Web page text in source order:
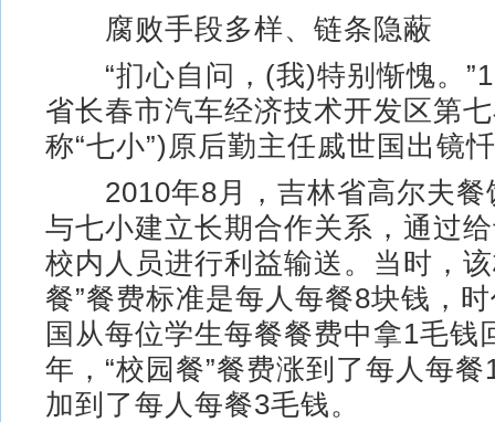
腐败手段多样、链条隐蔽
“扪心自问，(我)特别惭愧。”1
省长春市汽车经济技术开发区第
称“七小”)原后勤主任戚世国出镜
2010年8月，吉林省高尔夫餐
与七小建立长期合作关系，通过
校内人员进行利益输送。当时，
餐”餐费标准是每人每餐8块钱，
国从每位学生每餐餐费中拿1毛钱
年，“校园餐”餐费涨到了每人每
加到了每人每餐3毛钱。